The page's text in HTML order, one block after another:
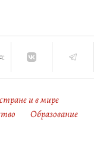
и в мире
Образование